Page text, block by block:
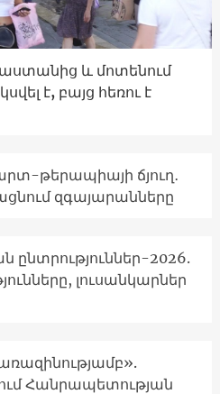
և մոտենում
է, բայց հեռու է
թերապիայի ճյուղ․
զգայարանները
2026.
լուսանկարներ
Հանրապետության